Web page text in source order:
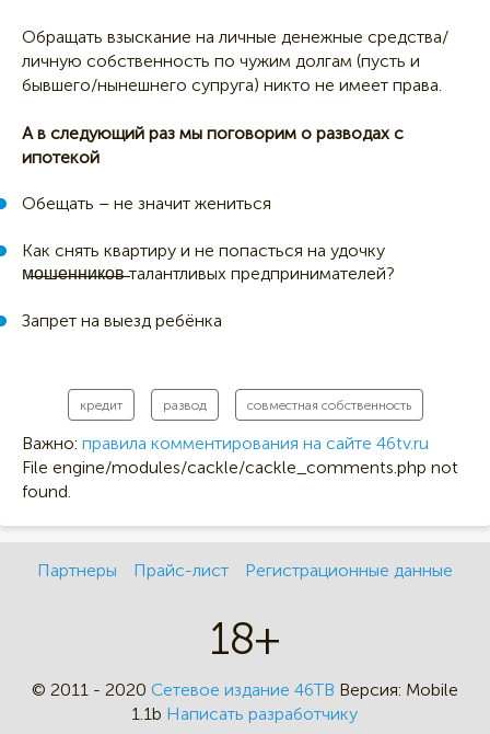
Обращать взыскание на личные денежные средства/
личную собственность по чужим долгам (пусть и
бывшего/нынешнего супруга) никто не имеет права.
А в следующий раз мы поговорим о разводах с
ипотекой
Обещать – не значит жениться
Как снять квартиру и не попасться на удочку
м̶̶̶̶о̶̶̶̶ш̶̶̶̶е̶̶̶̶н̶̶̶̶н̶̶̶̶и̶̶̶̶к̶̶̶̶о̶̶̶̶в̶̶̶̶ талантливых предпринимателей?
Запрет на выезд ребёнка
кредит развод совместная собственность
Важно: правила комментирования на сайте 46tv.ru
File engine/modules/cackle/cackle_comments.php not
found.
Партнеры Прайс-лист Регистрационные данные
18+
© 2011 - 2020 Сетевое издание 46ТВ Версия: Mobile
1.1b Написать разработчику